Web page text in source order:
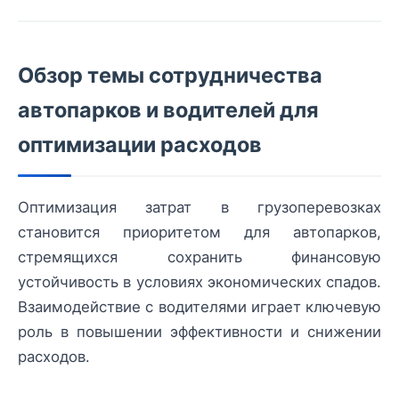
Обзор темы сотрудничества
автопарков и водителей для
оптимизации расходов
Оптимизация затрат в грузоперевозках
становится приоритетом для автопарков,
стремящихся сохранить финансовую
устойчивость в условиях экономических спадов.
Взаимодействие с водителями играет ключевую
роль в повышении эффективности и снижении
расходов.